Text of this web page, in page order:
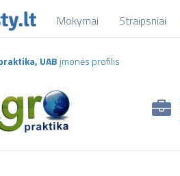
Mokymai Straipsniai
UAB įmonės profilis